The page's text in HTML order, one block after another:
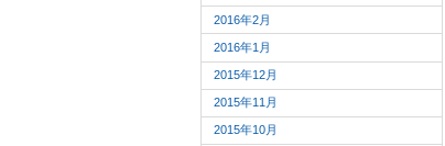
2016年2月
2016年1月
2015年12月
2015年11月
2015年10月